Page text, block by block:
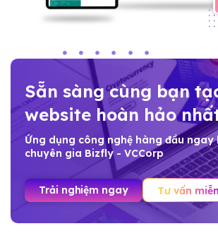
Sẵn sàng cùng bạn
website hoàn hảo
Ứng dụng công nghệ hàng đầu
chuyên gia Bizfly - VCCorp
Trải nghiệm ngay Tư vấn